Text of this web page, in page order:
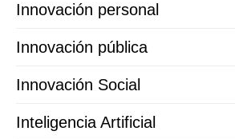
Innovación personal
Innovación pública
Innovación Social
Inteligencia Artificial